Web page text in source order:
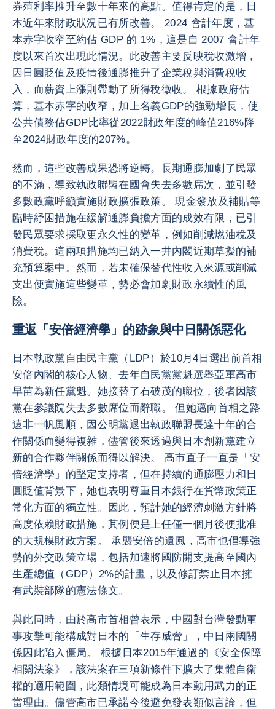
券殖利率推升至數十年來的高點。值得肯定的是，日
本近年來財政狀況已有所改善。 2024 會計年度，基
本赤字收窄至約佔 GDP 的 1%，這是自 2007 會計年
度以來首次出現此情況。此改善主要反映稅收激增，
因日圓貶值及疫情後通膨推升了企業稅與消費稅收
入，而薪資上漲則帶動了所得稅徵收。 根據政府估
算，基本赤字的收窄，加上名義GDP的強勁增長，使
公共債務佔GDP比率從2022財政年度的峰值216%降
至2024財政年度的207%。
然而，這些改善成果恐將逆轉。長期通膨加劇了民眾
的不滿，導致執政聯盟在國會失去多數席次，並引發
多數政黨呼籲實施財政擴張政策。 現金發放及補貼等
臨時紓困措施在緩解通膨負擔方面的成效有限，已引
發民眾要求採取更永久性的變革，例如削減燃油稅及
消費稅。這兩項措施均已納入一井內閣近期草擬的補
充預算案中。然而，若未確保替代性收入來源或削減
支出便實施這些變革，勢必會加劇財政永續性的風
險。
重返「安倍經濟學」的跡象與中日關係惡化
日本執政黨自由民主黨（LDP）於10月4日選出前首相
安倍內閣的核心人物、去年自民黨黨魁選舉亞軍高市
早苗為新任黨魁。她接替了石破茂的職位，後者因該
黨在參議院失去多數席位而辭職。 但她邁向首相之路
遠非一帆風順，因公明黨退出執政聯盟長達十年的合
作關係而變得複雜，儘管後來透過與日本創新黨建立
新的合作夥伴關係而得以解決。 高市直子一直是「安
倍經濟學」的堅定支持者，但在持續的通膨壓力和日
圓貶值背景下，她也表明尊重日本銀行在貨幣政策正
常化方面的獨立性。因此，預計她的經濟刺激方針將
高度依賴財政措施，其例便是上任僅一個月後便批准
的大規模財政方案。 承襲安倍的遺風，高市也倡導強
勢的外交政策立場，包括加速將國防開支提高至國內
生產總值（GDP）2%的計畫，以及修訂禁止日本擁
有武裝部隊的憲法條文。
與此同時，由於高市首相曾表示，中國對台灣發動軍
事攻擊可能構成對日本的「生存威脅」，中日兩國關
係因此陷入僵局。 根據日本2015年通過的《安全保障
相關法案》，該法案在三項新條件下擴大了集體自衛
權的適用範圍，此類情境可能成為日本動用武力的正
當理由。儘管高市已承諾今後避免發表類似言論，但